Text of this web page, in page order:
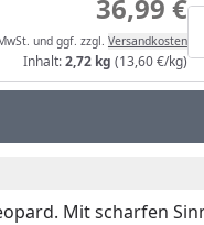
36,99 €
und ggf. zzgl. Versandkosten
Inhalt:2,72 kg (13,60 €/kg)
Mit scharfen